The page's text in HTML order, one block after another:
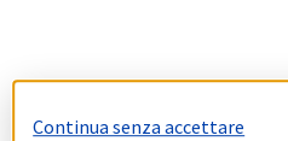
Continua senza accettare